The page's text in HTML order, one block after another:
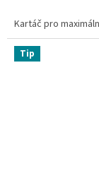
Kartáč pro
Tip